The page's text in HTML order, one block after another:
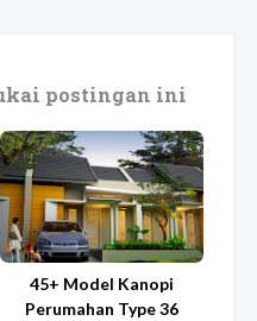
postingan ini
45+ Model Kanopi
Perumahan Type 36